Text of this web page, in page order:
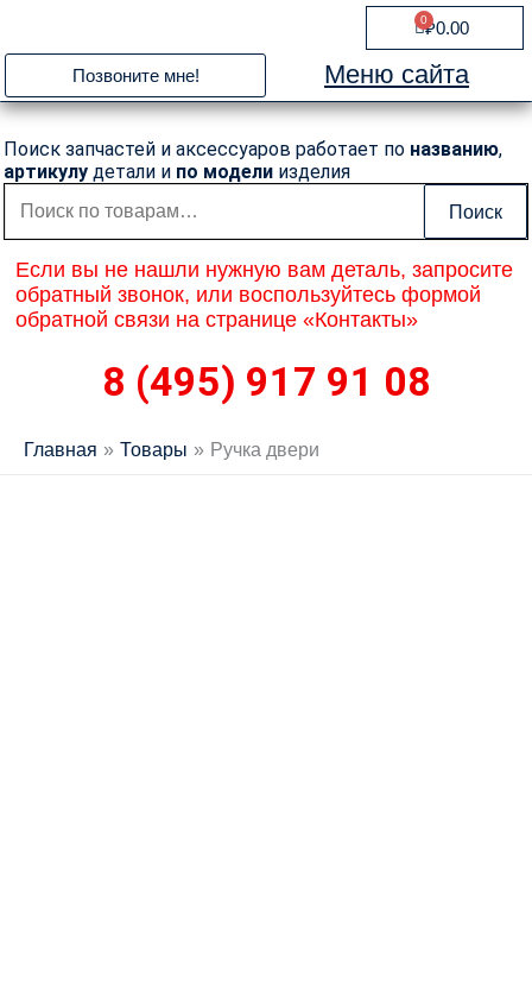
содержимому
₽0.00
0
Cart
Позвоните мне! Меню сайта
Поиск запчастей и аксессуаров работает по названию,
артикулу детали и по модели изделия
Искать:
Поиск
Если вы не нашли нужную вам деталь, запросите
обратный звонок, или воспользуйтесь формой
обратной связи на странице «Контакты»
8 (495) 917 91 08
Главная Товары Ручка двери